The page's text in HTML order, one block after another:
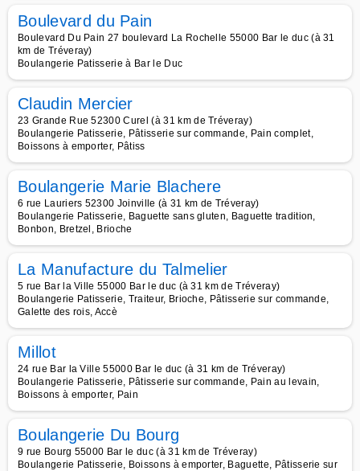
Boulevard du Pain
Boulevard Du Pain 27 boulevard La Rochelle 55000 Bar le duc (à 31
km de Tréveray)
Boulangerie Patisserie à Bar le Duc
Claudin Mercier
23 Grande Rue 52300 Curel (à 31 km de Tréveray)
Boulangerie Patisserie, Pâtisserie sur commande, Pain complet,
Boissons à emporter, Pâtiss
Boulangerie Marie Blachere
6 rue Lauriers 52300 Joinville (à 31 km de Tréveray)
Boulangerie Patisserie, Baguette sans gluten, Baguette tradition,
Bonbon, Bretzel, Brioche
La Manufacture du Talmelier
5 rue Bar la Ville 55000 Bar le duc (à 31 km de Tréveray)
Boulangerie Patisserie, Traiteur, Brioche, Pâtisserie sur commande,
Galette des rois, Accè
Millot
24 rue Bar la Ville 55000 Bar le duc (à 31 km de Tréveray)
Boulangerie Patisserie, Pâtisserie sur commande, Pain au levain,
Boissons à emporter, Pain
Boulangerie Du Bourg
9 rue Bourg 55000 Bar le duc (à 31 km de Tréveray)
Boulangerie Patisserie, Boissons à emporter, Baguette, Pâtisserie sur